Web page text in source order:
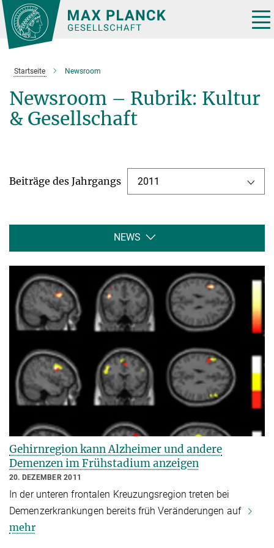
Hauptinhalt
Startseite Newsroom
Newsroom – Rubrik: Kultur
& Gesellschaft
Beiträge des Jahrgangs 2011
NEWS
Gehirnregion kann Alzheimer und andere
Demenzen im Frühstadium anzeigen
20. DEZEMBER 2011
In der unteren frontalen Kreuzungsregion treten bei
Demenzerkrankungen bereits früh Veränderungen auf
mehr